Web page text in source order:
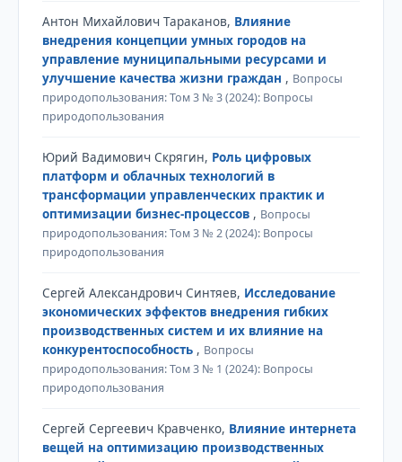
Антон Михайлович Тараканов, Влияние
внедрения концепции умных городов на
управление муниципальными ресурсами и
улучшение качества жизни граждан , Вопросы
природопользования: Том 3 № 3 (2024): Вопросы
природопользования
Юрий Вадимович Скрягин, Роль цифровых
платформ и облачных технологий в
трансформации управленческих практик и
оптимизации бизнес-процессов , Вопросы
природопользования: Том 3 № 2 (2024): Вопросы
природопользования
Сергей Александрович Синтяев, Исследование
экономических эффектов внедрения гибких
производственных систем и их влияние на
конкурентоспособность , Вопросы
природопользования: Том 3 № 1 (2024): Вопросы
природопользования
Сергей Сергеевич Кравченко, Влияние интернета
вещей на оптимизацию производственных